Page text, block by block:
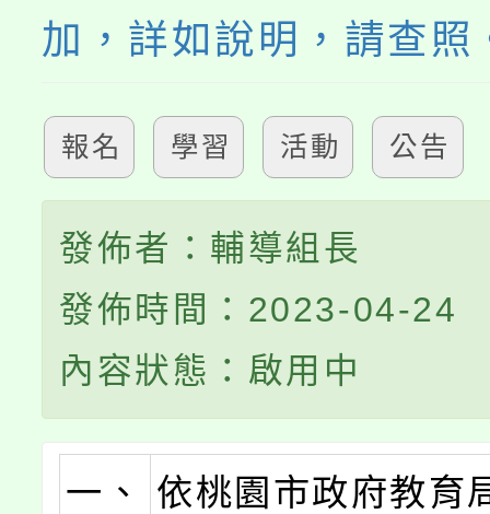
加，詳如說明，請查照
報名 學習 活動 公告
發佈者：輔導組長
發佈時間：2023-04-24
內容狀態：啟用中
一、
依桃園市政府教育